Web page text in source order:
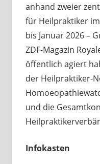
anhand zweier
für Heilpraktiker
bis Januar 2026 –
ZDF-Magazin
öffentlich agiert
der Heilpraktiker-
und die
Infokasten